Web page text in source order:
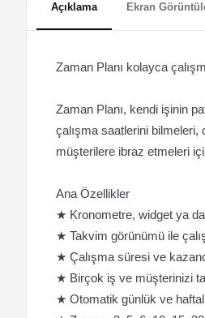
Açıklama Ekran
Zaman Planı kolayca
Zaman Planı, kendi işinin
çalışma saatlerini bilmeleri,
müşterilere ibraz etmeleri
Ana Özellikler
★ Kronometre, widget ya
★ Takvim görünümü ile
★ Çalışma süresi ve
★ Birçok iş ve müşterinizi
★ Otomatik günlük ve